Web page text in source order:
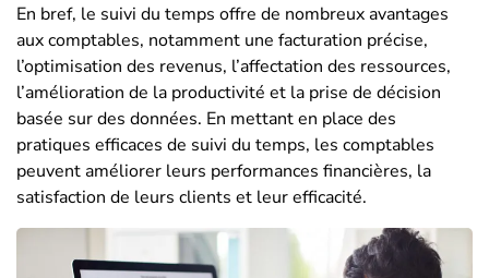
En bref, le suivi du temps offre de nombreux avantages
aux comptables, notamment une facturation précise,
l’optimisation des revenus, l’affectation des ressources,
l’amélioration de la productivité et la prise de décision
basée sur des données. En mettant en place des
pratiques efficaces de suivi du temps, les comptables
peuvent améliorer leurs performances financières, la
satisfaction de leurs clients et leur efficacité.